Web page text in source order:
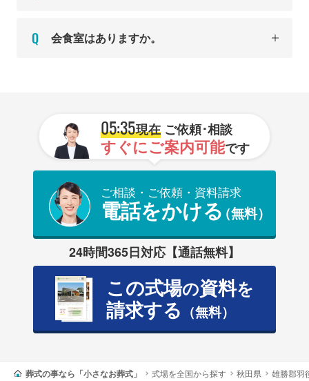
会食室はありますか。
05:35現在ご依頼･相談
すぐにご案内可能です
ご相談・ご依頼・資料請求
電話をかける（無料）
24時間365日対応【通話無料】
この式場の資料を
請求する （無料）
葬式の事なら「小さなお葬式」 式場を全国から探す 秋田県 雄勝郡羽